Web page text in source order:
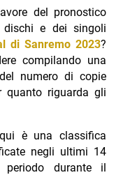
del pronostico
e dei singoli
di Sanremo 2023?
compilando una
numero di copie
quanto riguarda gli
è una classifica
negli ultimi 14
durante il